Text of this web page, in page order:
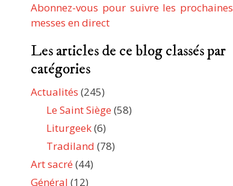
Abonnez-vous pour suivre les prochaines
messes en direct
Les articles de ce blog classés par
catégories
Actualités (245)
Le Saint Siège (58)
Liturgeek(6)
Tradiland (78)
Art sacré (44)
Général (12)